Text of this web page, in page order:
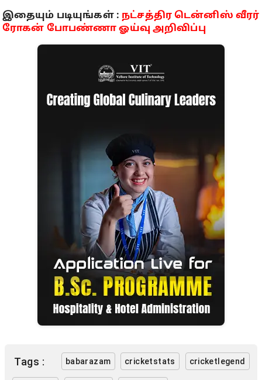
இதையும் படியுங்கள் : நட்சத்திர டென்னிஸ் வீரர்
ரோகன் போபண்ணா ஓய்வு அறிவிப்பு
Tags : babarazam cricketstats cricketlegend